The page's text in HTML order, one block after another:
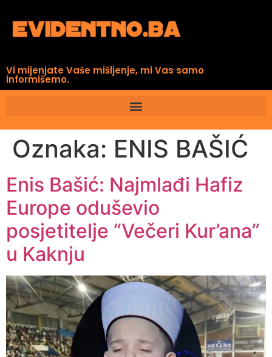
Vi mijenjate Vaše mišljenje, mi Vas samo
informišemo.
Oznaka: ENIS BAŠIĆ
Enis Bašić: Najmlađi Hafiz
Europe oduševio
posjetitelje “Večeri Kur’ana”
u Kaknju